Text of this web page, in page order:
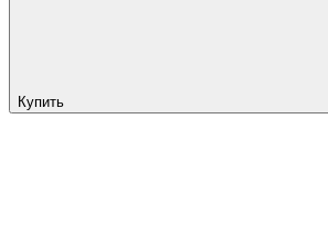
Купить